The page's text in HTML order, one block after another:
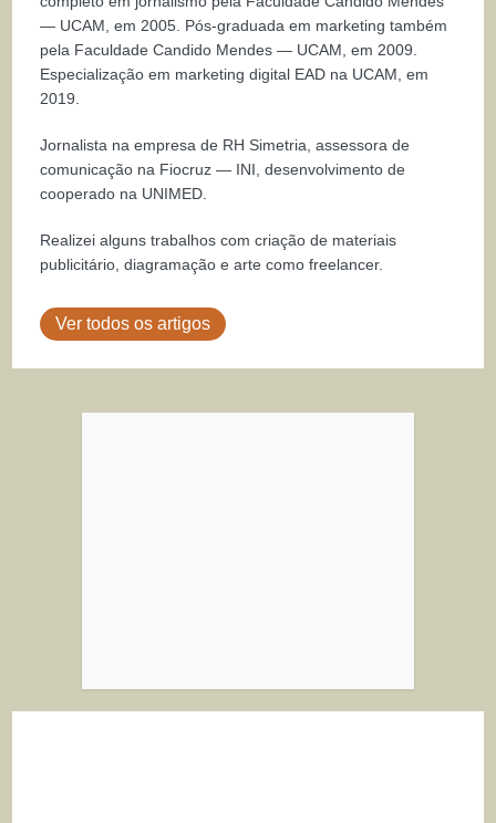
— UCAM, em 2005. Pós-graduada em marketing também
pela Faculdade Candido Mendes — UCAM, em 2009.
Especialização em marketing digital EAD na UCAM, em
2019.
Jornalista na empresa de RH Simetria, assessora de
comunicação na Fiocruz — INI, desenvolvimento de
cooperado na UNIMED.
Realizei alguns trabalhos com criação de materiais
publicitário, diagramação e arte como freelancer.
Ver todos os artigos